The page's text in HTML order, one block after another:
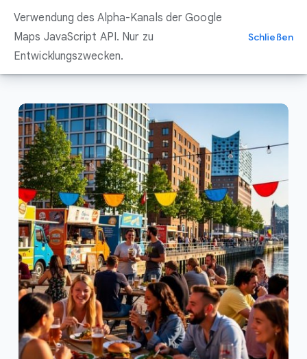
Inhalt
springen
Verwendung des Alpha-Kanals der Google
Maps JavaScript API. Nur zu
Entwicklungszwecken.
Schließen